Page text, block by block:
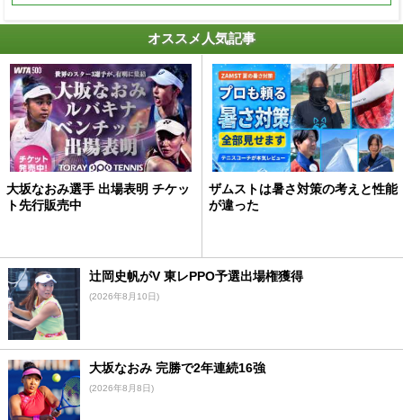
オススメ人気記事
大坂なおみ選手 出場表明 チケッ
ト先行販売中
ザムストは暑さ対策の考えと性能
が違った
辻岡史帆がV 東レPPO予選出場権獲得
(2026年8月10日)
大坂なおみ 完勝で2年連続16強
(2026年8月8日)